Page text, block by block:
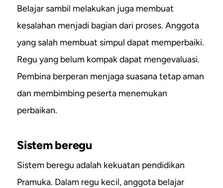
Belajar sambil melakukan juga membuat
kesalahan menjadi bagian dari proses. Anggota
yang salah membuat simpul dapat memperbaiki.
Regu yang belum kompak dapat mengevaluasi.
Pembina berperan menjaga suasana tetap aman
dan membimbing peserta menemukan
perbaikan.
Sistem beregu
Sistem beregu adalah kekuatan pendidikan
Pramuka. Dalam regu kecil, anggota belajar